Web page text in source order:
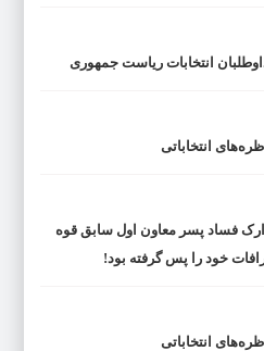
انتخابات ریاست جمهوری
انتخاباتی
فساد پسر معاون اول سابق قوه
خود را پس گرفته بود!
انتخاباتی